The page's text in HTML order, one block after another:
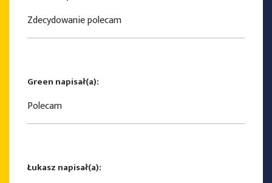
Zdecydowanie polecam
Green napisał(a):
Polecam
Łukasz napisał(a):